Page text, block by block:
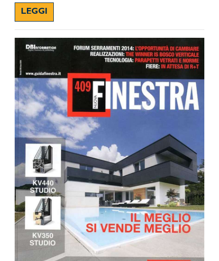
LEGGI